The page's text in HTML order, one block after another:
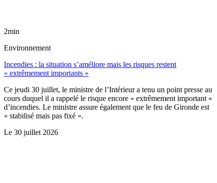
2min
Environnement
Incendies : la situation s’améliore mais les risques restent
« extrêmement importants »
Ce jeudi 30 juillet, le ministre de l’Intérieur a tenu un point presse au
cours duquel il a rappelé le risque encore « extrêmement important »
d’incendies. Le ministre assure également que le feu de Gironde est
« stabilisé mais pas fixé ».
Le 30 juillet 2026